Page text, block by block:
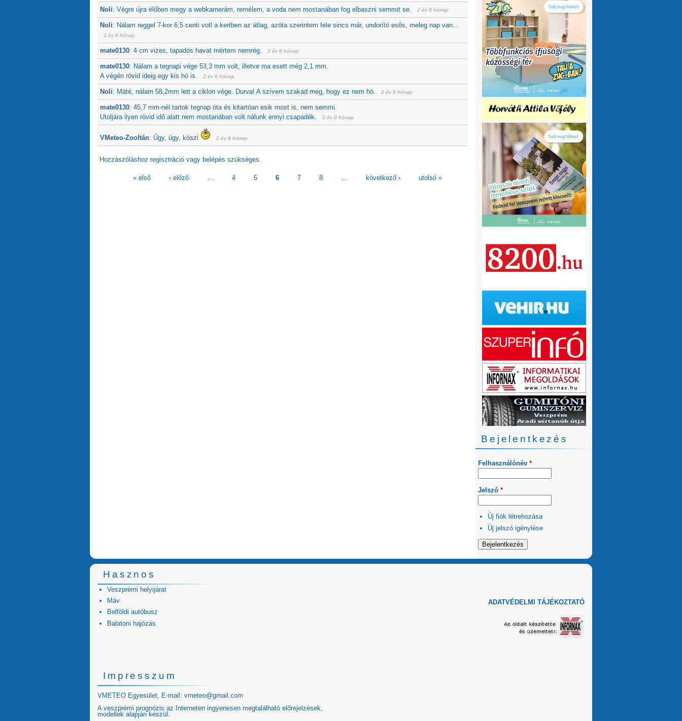
Noli: Végre újra élőben megy a webkamerám, remélem, a voda nem mostanában fog elbaszni semmit se. 2 év 8 hónap
Noli: Nálam reggel 7-kor 6,5 centi votl a kertben az átlag, azóta szerintem fele sincs már, undorító esős, meleg nap van...
2 év 8 hónap
mate0130: 4 cm vizes, tapadós havat mértem nemrég. 2 év 8 hónap
mate0130: Nálam a tegnapi vége 53,3 mm volt, illetve ma esett még 2,1 mm.
A végén rövid ideig egy kis hó is.
2 év 8 hónap
Noli: Máté, nálam 58,2mm lett a ciklon vége. Durva! A szívem szakad meg, hogy ez nem hó. 2 év 8 hónap
mate0130: 45,7 mm-nél tartok tegnap óta és kitartóan esik most is, nem semmi.
Utoljára ilyen rövid idő alatt nem mostanában volt nálunk ennyi csapadék.
2 év 8 hónap
VMeteo-Zooltán: Úgy, úgy, köszi 2 év 8 hónap
Hozzászóláshoz regisztráció vagy belépés szükséges.
« első ‹ előző … 4 5 6 7 8 … következő › utolsó »
Bejelentkezés
Felhasználónév *
Jelszó *
Új fiók létrehozása
Új jelszó igénylése
Hasznos
Veszprémi helyijárat
Máv
Belföldi autóbusz
Balatoni hajózás
Impresszum
VMETEO Egyesület, E-mail: vmeteo@gmail.com
A veszprémi prognózis az Interneten ingyenesen megtalálható előrejelzések,
modellek alapján készül.
ADATVÉDELMI TÁJÉKOZTATÓ